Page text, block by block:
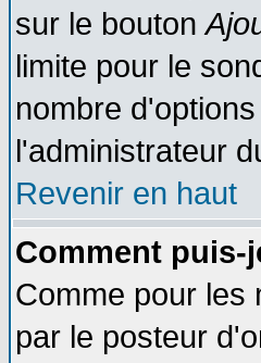
sur le bouton
limite pour le
nombre
l'administrateur
Revenir en haut
Comment puis-
Comme pour les
par le posteur